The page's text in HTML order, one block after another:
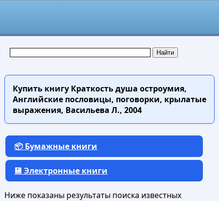
Купить книгуКраткость душа остроумия,
Английские пословицы, поговорки, крылатые
выражения, Васильева Л., 2004
📦 Бумажные книги
💾 Электронные книги
Ниже показаны результаты поиска известных